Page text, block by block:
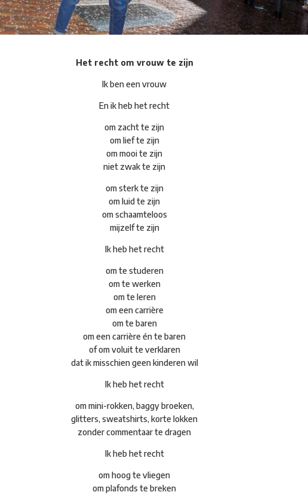
Het recht om vrouw te zijn
Ik ben een vrouw
En ik heb het recht
om zacht te zijn
om lief te zijn
om mooi te zijn
niet zwak te zijn
om sterk te zijn
om luid te zijn
om schaamteloos
mijzelf te zijn
Ik heb het recht
om te studeren
om te werken
om te leren
om een carrière
om te baren
om een carrière én te baren
of om voluit te verklaren
dat ik misschien geen kinderen wil
Ik heb het recht
om mini-rokken, baggy broeken,
glitters, sweatshirts, korte lokken
zonder commentaar te dragen
Ik heb het recht
om hoog te vliegen
om plafonds te breken